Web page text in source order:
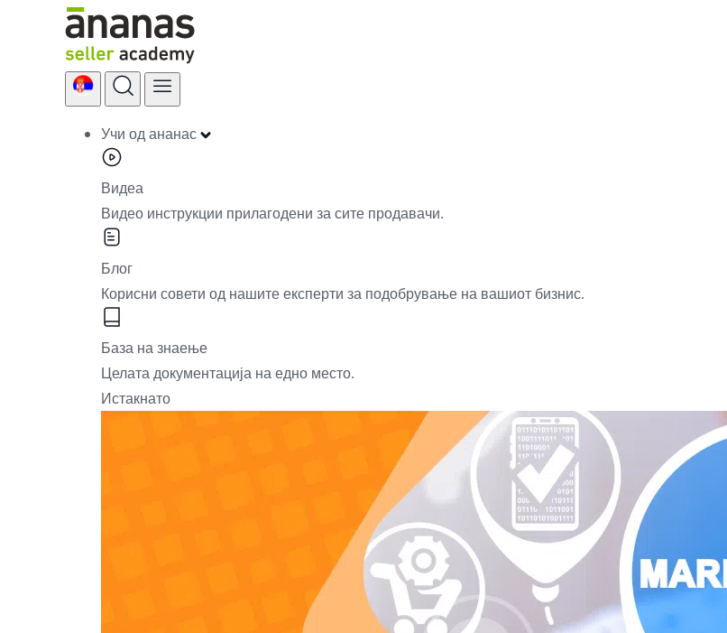
Учи од ананас
Видеа
Видео инструкции прилагодени за сите продавачи.
Блог
Корисни совети од нашите експерти за подобрување на вашиот бизнис.
База на знаење
Целата документација на едно место.
Истакнато